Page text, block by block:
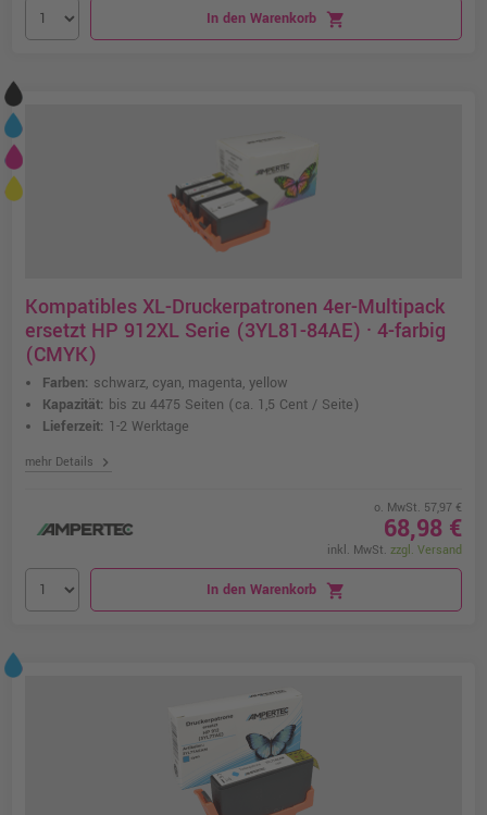
In den Warenkorb shopping_cart
Kompatibles XL-Druckerpatronen 4er-Multipack
ersetzt HP 912XL Serie (3YL81-84AE) · 4-farbig
(CMYK)
Farben: schwarz, cyan, magenta, yellow
Kapazität: bis zu 4475 Seiten (ca. 1,5 Cent / Seite)
Lieferzeit: 1-2 Werktage
mehr Details chevron_right
o. MwSt. 57,97 €
68,98 €
inkl. MwSt. zzgl. Versand
In den Warenkorb shopping_cart